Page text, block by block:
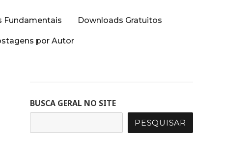
Fundamentais Downloads Gratuitos
por Autor
BUSCA GERAL NO SITE
PESQUISAR